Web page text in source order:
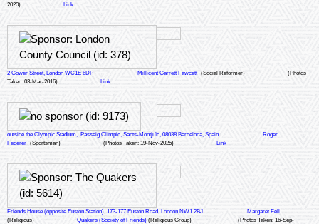
2020)
Link
2 Gower Street, London WC1E 6DP Millicent Garrett Fawcett (Social Reformer)
(Photos
Taken: 03-Mar-2016)
Link
outside the Olympic Stadium,. Passeig Olímpic, Sants-Montjuïc, 08038 Barcelona, Spain
Roger
Federer (Sportsman) (Photos Taken: 19-Nov-2025) Link
Friends House (opposite Euston Station), 173-177 Euston Road, London NW1 2BJ
Margaret Fell
(Religious)
Quakers (Society of Friends) (Religious Group)
(Photos Taken: 16-Sep-